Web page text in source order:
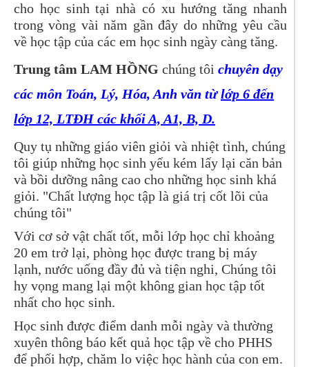
cho học sinh tại nhà có xu hướng tăng nhanh
trong vòng vài năm gần đây do những yêu cầu
về học tập của các em học sinh ngày càng tăng.
Trung tâm LAM HỒNG chúng tôi chuyên dạy
các môn Toán, Lý, Hóa, Anh văn từlớp 6 đến
lớp 12, LTĐH các khối A, A1, B, D.
Quy tụ những giáo viên giỏi và nhiệt tình, chúng
tôi giúp những học sinh yếu kém lấy lại căn bản
và bồi dưỡng nâng cao cho những học sinh khá
giỏi. "Chất lượng học tập là giá trị cốt lõi của
chúng tôi"
Với cơ sở vật chất tốt, mỗi lớp học chỉ khoảng
20 em trở lại, phòng học được trang bị máy
lạnh, nước uống đầy đủ và tiện nghi, Chúng tôi
hy vọng mang lại một không gian học tập tốt
nhất cho học sinh.
Học sinh được điểm danh mỗi ngày và thường
xuyên thông báo kết quả học tập về cho PHHS
để phối hợp, chăm lo việc học hành của con em.